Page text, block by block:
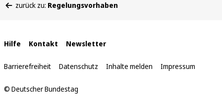
befinden
zurück zu: Regelungsvorhaben
Interne
Links
Hilfe Kontakt Newsletter
Barrierefreiheit Datenschutz Inhalte melden Impressum
© Deutscher Bundestag